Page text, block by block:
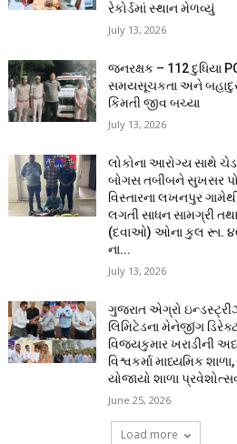
રેકોર્ડમાં સ્થાન મેળવ્યું
July 13, 2026
જનરક્ષક – 112 દુધિયા
સમયસૂચકતા અને
કિંમતી જીવ બચ્યા
July 13, 2026
લોકોના આરોગ્ય સાથે
બોગસ તબીબને સુખસર
વિસ્તારના લખનપુર
લગતી સાધન સામગ્રી
(દવાઓ) ઓના કુલ રૂા.
ના...
July 13, 2026
ગુજરાત એગ્રો
લિમિટેડના મેનેજીંગ
વિજયકુમાર ખરાડીની
વિશ્વકર્મા માધ્યમિક
યોજાયો શાળા
June 25, 2026
Load more